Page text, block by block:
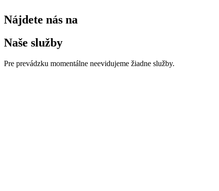
Nájdete nás na
Naše služby
Pre prevádzku momentálne neevidujeme žiadne služby.